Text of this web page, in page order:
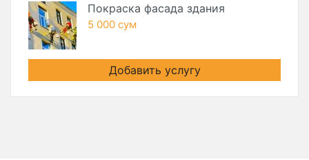
Покраска фасада здания
5 000 сум
Добавить услугу